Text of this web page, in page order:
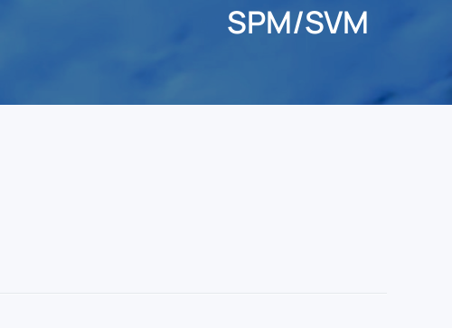
SPM/SVM